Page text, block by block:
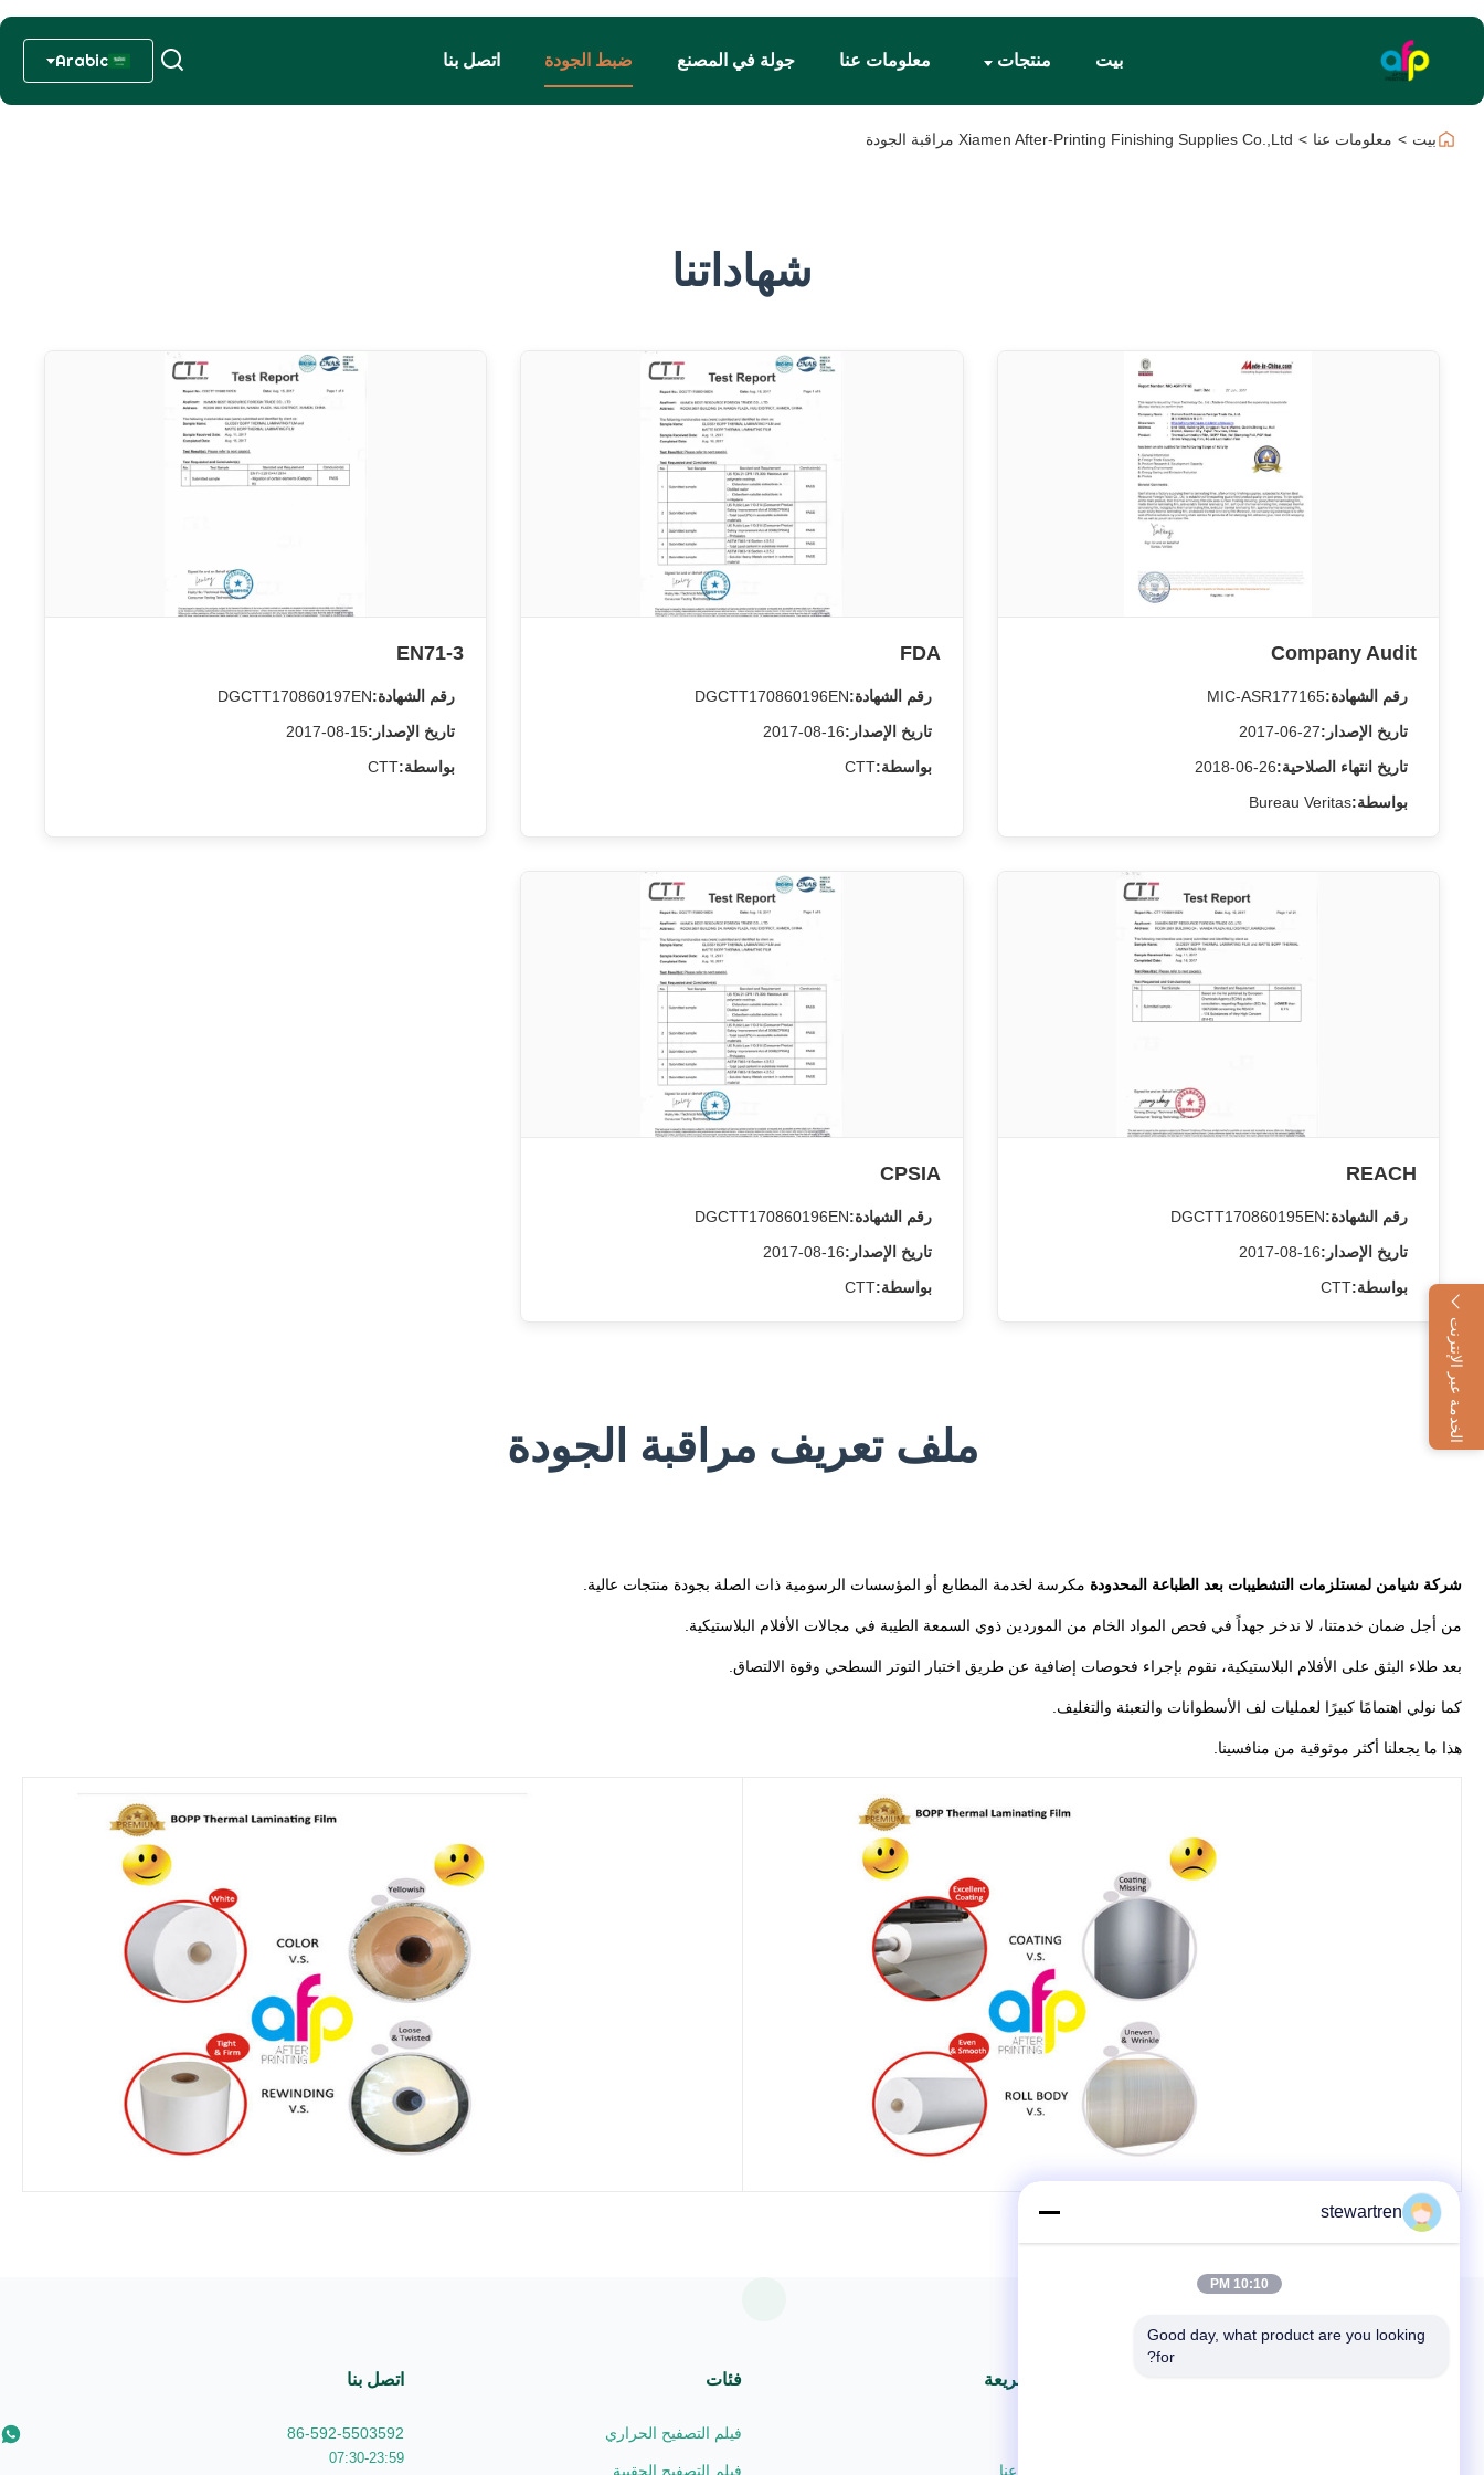
بيت منتجات معلومات عنا جولة في المصنع ضبط الجودة اتصل بنا Arabic
الخدمة عبر الإنترنت
بيت > معلومات عنا > Xiamen After-Printing Finishing Supplies Co.,Ltd مراقبة الجودة
شهاداتنا
Company Audit
رقم الشهادة:MIC-ASR177165
تاريخ الإصدار:2017-06-27
تاريخ انتهاء الصلاحية:2018-06-26
بواسطة:Bureau Veritas
FDA
رقم الشهادة:DGCTT170860196EN
تاريخ الإصدار:2017-08-16
بواسطة:CTT
EN71-3
رقم الشهادة:DGCTT170860197EN
تاريخ الإصدار:2017-08-15
بواسطة:CTT
REACH
رقم الشهادة:DGCTT170860195EN
تاريخ الإصدار:2017-08-16
بواسطة:CTT
CPSIA
رقم الشهادة:DGCTT170860196EN
تاريخ الإصدار:2017-08-16
بواسطة:CTT
ملف تعريف مراقبة الجودة
شركة شيامن لمستلزمات التشطيبات بعد الطباعة المحدودة مكرسة لخدمة المطابع أو المؤسسات الرسومية ذات الصلة بجودة منتجات عالية.
من أجل ضمان خدمتنا، لا ندخر جهداً في فحص المواد الخام من الموردين ذوي السمعة الطيبة في مجالات الأفلام البلاستيكية.
بعد طلاء البثق على الأفلام البلاستيكية، نقوم بإجراء فحوصات إضافية عن طريق اختبار التوتر السطحي وقوة الالتصاق.
كما نولي اهتمامًا كبيرًا لعمليات لف الأسطوانات والتعبئة والتغليف.
هذا ما يجعلنا أكثر موثوقية من منافسينا.
روابط سريعة
معلومات عنا
فئات
فيلم التصفيح الحراري
فيلم التصفيح الحقيبة
اتصل بنا
86-592-5503592
07:30-23:59
stewartren
10:10 PM
Good day, what product are you looking
for?